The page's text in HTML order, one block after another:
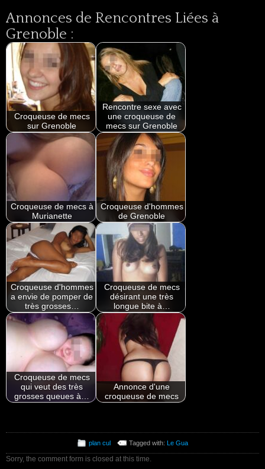
Annonces de Rencontres Liées à
Grenoble :
Croqueuse de mecs
sur Grenoble
Rencontre sexe avec
une croqueuse de
mecs sur Grenoble
Croqueuse de mecs à
Murianette
Croqueuse d'hommes
de Grenoble
Croqueuse d'hommes
a envie de pomper de
très grosses…
Croqueuse de mecs
désirant une très
longue bite à…
Croqueuse de mecs
qui veut des très
grosses queues à…
Annonce d'une
croqueuse de mecs
plan cul Tagged with: Le Gua
Sorry, the comment form is closed at this time.